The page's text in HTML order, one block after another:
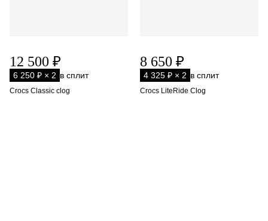
12 500 ₽
6 250 ₽ × 2 в сплит
Crocs Classic clog
8 650 ₽
4 325 ₽ × 2 в сплит
Crocs LiteRide Clog